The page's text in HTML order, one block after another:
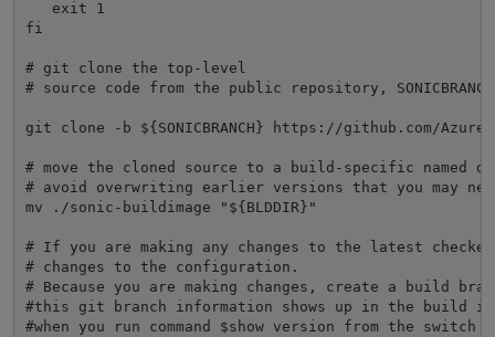
exit 1
fi
# git clone the top-level
# source code from the public repository,
git clone -b ${SONICBRANCH} https://github.com/
# move the cloned source to a build-specific named
# avoid overwriting earlier versions that you may
mv ./sonic-buildimage "${BLDDIR}"
# If you are making any changes to the latest
# changes to the configuration.
# Because you are making changes, create a build
#this git branch information shows up in the build
#when you run command $show version from the switch